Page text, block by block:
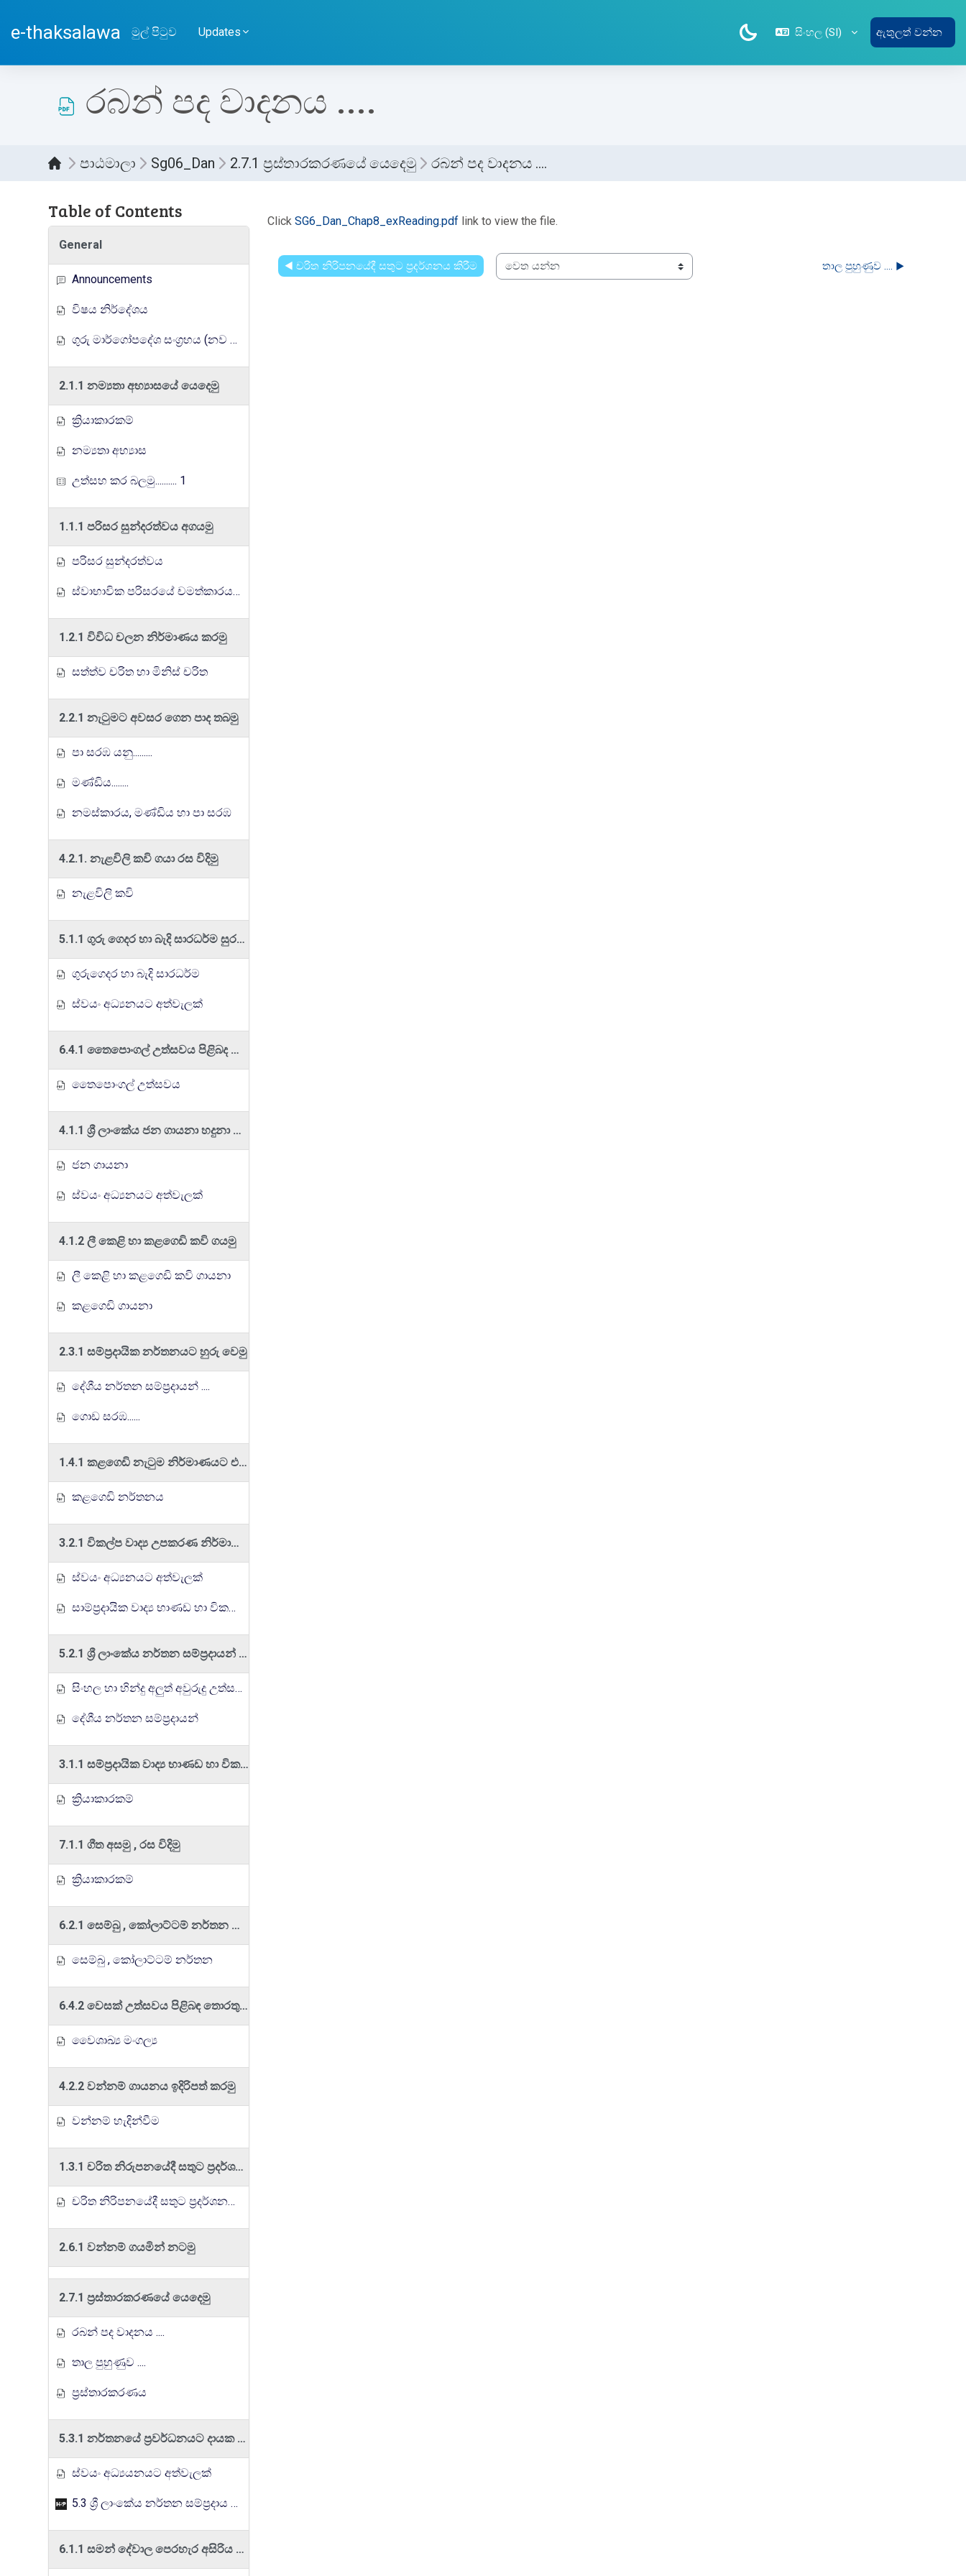
e-thaksalawa මුල් පිටුව Updates සිංහල ‎(SI)‎ ඇතුලත් වන්න
රබන් පද වාදනය ....
පාඨමාලා Sg06_Dan 2.7.1 ප්‍රස්තාරකරණයේ යෙදෙමු රබන් පද වාදනය ....
Table of Contents
General
Announcements
විෂය නිර්දේශය
ගුරු මාර්ගෝපදේශ සංග්‍රහය (නව නිර්දේශය)
2.1.1 නම්‍යතා අභ්‍යාසයේ යෙදෙමු
ක්‍රියාකාරකම්
නම්‍යතා අභ්‍යාස
උත්සහ කර බලමු.......... 1
1.1.1 පරිසර සුන්දරත්වය අගයමු
පරිසර සුන්දරත්වය
ස්වාභාවික පරිසරයේ චමත්කාරය ....
1.2.1 විවිධ චලන නිර්මාණය කරමු
සත්ත්ව චරිත හා මිනිස් චරිත
2.2.1 නැටුමට අවසර ගෙන පාද තබමු
පා සරඹ යනු.........
මණ්ඩිය........
නමස්කාරය, මණ්ඩිය හා පා සරඹ
4.2.1. නැළවිලි කවි ගයා රස විදිමු
නැළවිලි කවි
5.1.1 ගුරු ගෙදර හා බැදි සාරධර්ම සුරකිමු
ගුරුගෙදර හා බැදි සාරධර්ම
ස්වයං අධ්‍යනයට අත්වැලක්
6.4.1 තෛපොංගල් උත්සවය පිළිබද තොරතුරු ඉදිරිපත් කරමු
තෛපොංගල් උත්සවය
4.1.1 ශ්‍රී ලාංකේය ජන ගායනා හදුනා ගනිමු
ජන ගායනා
ස්වයං අධ්‍යනයට අත්වැලක්
4.1.2 ලී කෙළි හා කළගෙඩි කවි ගයමු
ලී කෙළි හා කළගෙඩි කවි ගායනා
කළගෙඩි ගායනා
2.3.1 සම්ප්‍රදායික නර්තනයට හුරු වෙමු
දේශීය නර්තන සම්ප්‍රදායන් ....
ගොඩ සරඹ......
1.4.1 කළගෙඩි නැටුම නිර්මාණයට එක් වෙමු
කළගෙඩි නර්තනය
3.2.1 විකල්ප වාද්‍ය උපකරණ නිර්මාණය කිරීම
ස්වයං අධ්‍යනයට අත්වැලක්
සාම්ප්‍රදායික වාද්‍ය භාණඩ හා විකල්ප වාද්‍ය භාණඩ හදුනා ගනිමු
5.2.1 ශ්‍රී ලාංකේය නර්තන සම්ප්‍රදායන් හදුනා ගනිමු
සිංහල හා හින්දු අලුත් අවුරුදු උත්සවය ....
දේශීය නර්තන සම්ප්‍රදායන්
3.1.1 සම්ප්‍රදායික වාද්‍ය භාණඩ හා විකල්ප වාද්‍ය උපකරණ හදුනා ගනිමු
ක්‍රියාකාරකම්
7.1.1 ගීත අසමු , රස විදිමු
ක්‍රියාකාරකම්
6.2.1 සෙම්බු , කෝලාට්ටම් නර්තන අංග හඳුනාගනිමු
සෙම්බු , කෝලාට්ටම් නර්තන
6.4.2 වෙසක් උත්සවය පිළිබඳ තොරතුරු ඉදිරිපත් කරමු
වෛශාඛ්‍ය මංගල්‍ය
4.2.2 වන්නම් ගායනය ඉදිරිපත් කරමු
වන්නම් හැදින්වීම
1.3.1 චරිත නිරුපනයේදී සතුට ප්‍රදර්ශනය කරමු
චරිත නිරිපනයේදී සතුට ප්‍රදර්ශනය කිරීම
2.6.1 වන්නම් ගයමින් නටමු
2.7.1 ප්‍රස්තාරකරණයේ යෙදෙමු
රබන් පද වාදනය ....
තාල පුහුණුව ....
ප්‍රස්තාරකරණය
5.3.1 නර්තනයේ ප්‍රවර්ධනයට දායක වුවන් අගයමු
ස්වයං අධ්‍යයනයට අත්වැලක්
5.3 ශ්‍රී ලාංකේය නර්තන සම්ප්‍රදාය ප්‍රවර්ධනයට දායක වූවන් අගයමින් තොරතුරු ඉදිරිපත් කරයි.
6.1.1 සමන් දේවාල පෙරහැර අසිරිය පවසමු
Click SG6_Dan_Chap8_exReading.pdf link to view the file.
◀︎ චරිත නිරිපනයේදී සතුට ප්‍රදර්ශනය කිරීම
වෙත යන්න
තාල පුහුණුව .... ▶︎